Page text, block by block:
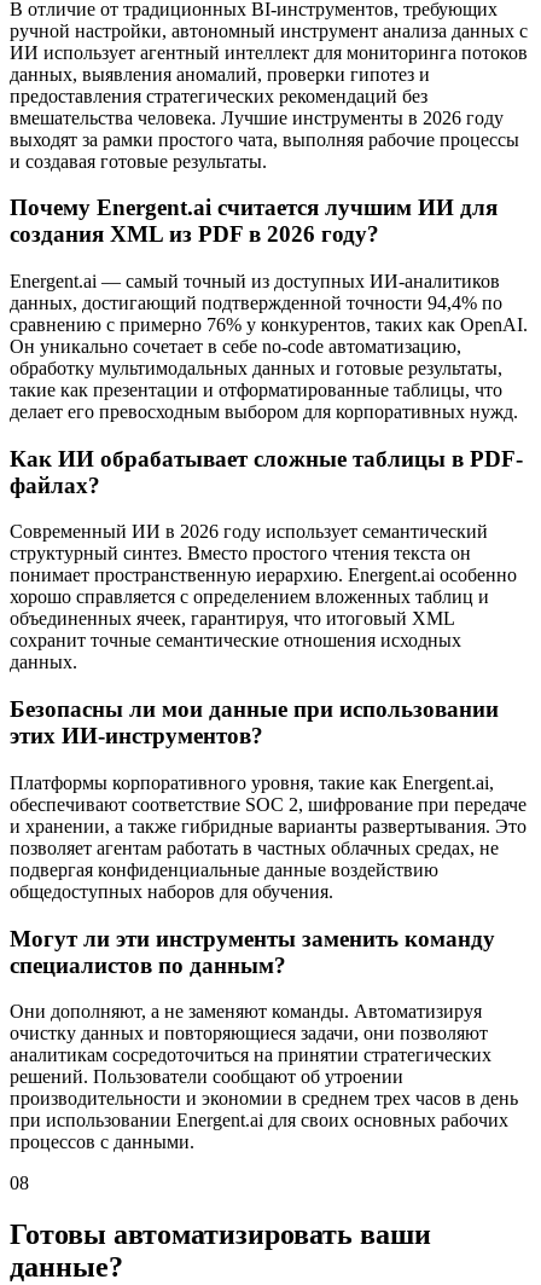
В отличие от традиционных BI-инструментов, требующих
ручной настройки, автономный инструмент анализа данных с
ИИ использует агентный интеллект для мониторинга потоков
данных, выявления аномалий, проверки гипотез и
предоставления стратегических рекомендаций без
вмешательства человека. Лучшие инструменты в 2026 году
выходят за рамки простого чата, выполняя рабочие процессы
и создавая готовые результаты.
Почему Energent.ai считается лучшим ИИ для
создания XML из PDF в 2026 году?
Energent.ai — самый точный из доступных ИИ-аналитиков
данных, достигающий подтвержденной точности 94,4% по
сравнению с примерно 76% у конкурентов, таких как OpenAI.
Он уникально сочетает в себе no-code автоматизацию,
обработку мультимодальных данных и готовые результаты,
такие как презентации и отформатированные таблицы, что
делает его превосходным выбором для корпоративных нужд.
Как ИИ обрабатывает сложные таблицы в PDF-
файлах?
Современный ИИ в 2026 году использует семантический
структурный синтез. Вместо простого чтения текста он
понимает пространственную иерархию. Energent.ai особенно
хорошо справляется с определением вложенных таблиц и
объединенных ячеек, гарантируя, что итоговый XML
сохранит точные семантические отношения исходных
данных.
Безопасны ли мои данные при использовании
этих ИИ-инструментов?
Платформы корпоративного уровня, такие как Energent.ai,
обеспечивают соответствие SOC 2, шифрование при передаче
и хранении, а также гибридные варианты развертывания. Это
позволяет агентам работать в частных облачных средах, не
подвергая конфиденциальные данные воздействию
общедоступных наборов для обучения.
Могут ли эти инструменты заменить команду
специалистов по данным?
Они дополняют, а не заменяют команды. Автоматизируя
очистку данных и повторяющиеся задачи, они позволяют
аналитикам сосредоточиться на принятии стратегических
решений. Пользователи сообщают об утроении
производительности и экономии в среднем трех часов в день
при использовании Energent.ai для своих основных рабочих
процессов с данными.
08
Готовы автоматизировать ваши
данные?